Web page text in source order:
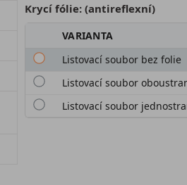
Krycí fólie: (antireflexní)
VARIANTA
Listovací soubor bez folie
Listovací soubor
Listovací soubor